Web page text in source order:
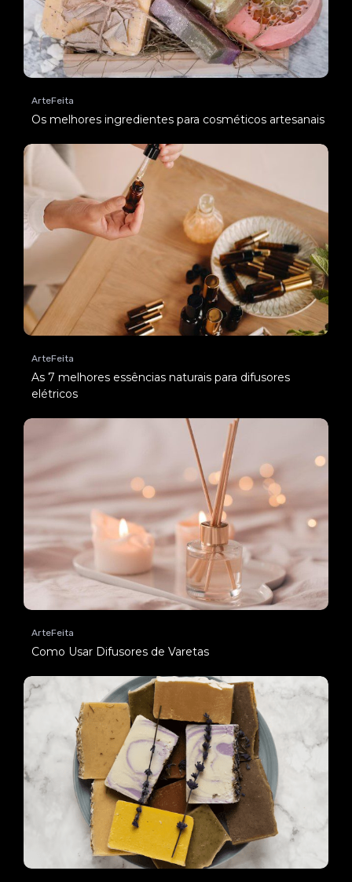
ArteFeita
Os melhores ingredientes para cosméticos artesanais
ArteFeita
As 7 melhores essências naturais para difusores
elétricos
ArteFeita
Como Usar Difusores de Varetas